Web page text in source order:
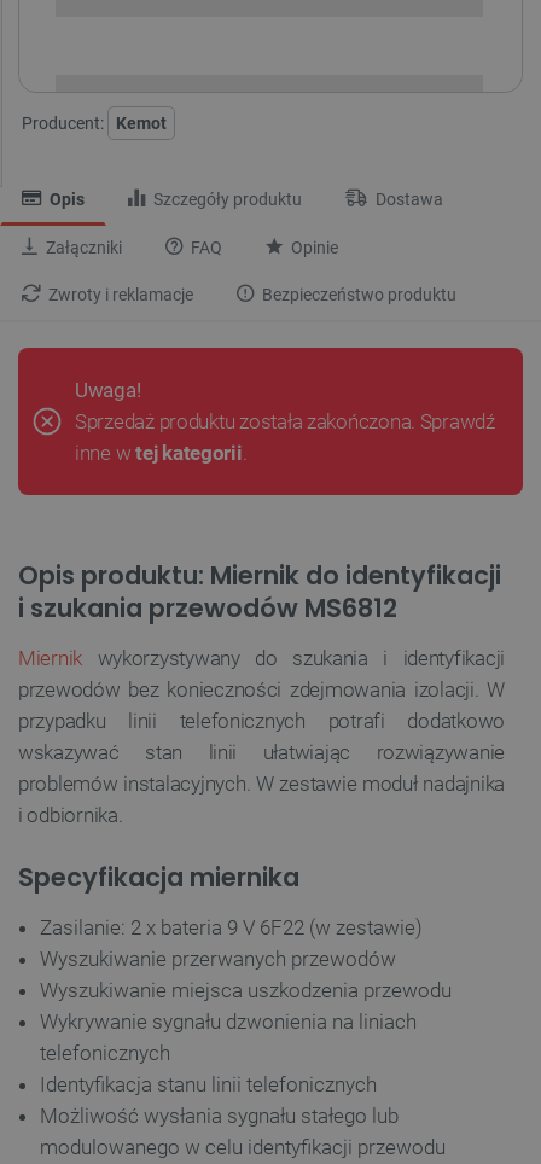
Producent: Kemot
Opis Szczegóły produktu Dostawa
Załączniki FAQ Opinie
Zwroty i reklamacje Bezpieczeństwo produktu
Uwaga!
Sprzedaż produktu została zakończona. Sprawdź
inne wtej kategorii.
Opis produktu: Miernik do identyfikacji
i szukania przewodów MS6812
Miernik wykorzystywany do szukania i identyfikacji
przewodów bez konieczności zdejmowania izolacji. W
przypadku linii telefonicznych potrafi dodatkowo
wskazywać stan linii ułatwiając rozwiązywanie
problemów instalacyjnych. W zestawie moduł nadajnika
i odbiornika.
Specyfikacja miernika
Zasilanie: 2 x bateria 9 V 6F22 (w zestawie)
Wyszukiwanie przerwanych przewodów
Wyszukiwanie miejsca uszkodzenia przewodu
Wykrywanie sygnału dzwonienia na liniach
telefonicznych
Identyfikacja stanu linii telefonicznych
Możliwość wysłania sygnału stałego lub
modulowanego w celu identyfikacji przewodu